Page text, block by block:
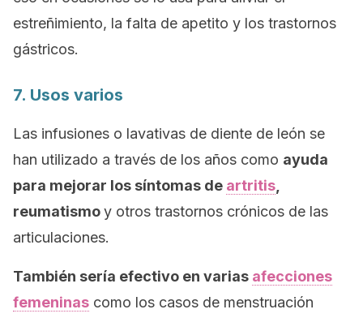
estreñimiento, la falta de apetito y los trastornos
gástricos.
7. Usos varios
Las infusiones o lavativas de diente de león se
han utilizado a través de los años como ayuda
para mejorar los síntomas de artritis
reumatismoy otros trastornos crónicos de las
articulaciones.
También sería efectivo en varias afecciones
femeninas como los casos de menstruación